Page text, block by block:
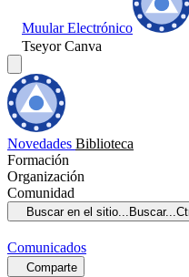
Muular Electrónico
Tseyor Canva
Novedades Biblioteca
Formación
Organización
Comunidad
Buscar en el sitio... Buscar...
Comunicados
Comparte